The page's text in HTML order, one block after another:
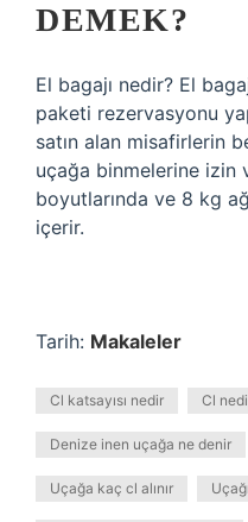
DEMEK?
El bagajı nedir? El
paketi rezervasyonu
satın alan misafirlerin
uçağa binmelerine
boyutlarında ve 8 kg
içerir.
Tarih: Makaleler
Cl katsayısı nedir Cl
Denize inen uçağa ne denir
Uçağa kaç cl alınır